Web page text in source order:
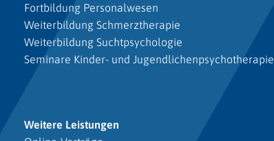
Fortbildung Personalwesen
Weiterbildung Schmerztherapie
Weiterbildung Suchtpsychologie
Seminare Kinder- und Jugendlichenpsychotherapie
Weitere Leistungen